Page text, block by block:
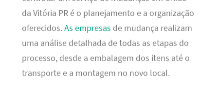
da Vitória PR é o planejamento e a organização
oferecidos. As empresas de mudança realizam
uma análise detalhada de todas as etapas do
processo, desde a embalagem dos itens até o
transporte e a montagem no novo local.